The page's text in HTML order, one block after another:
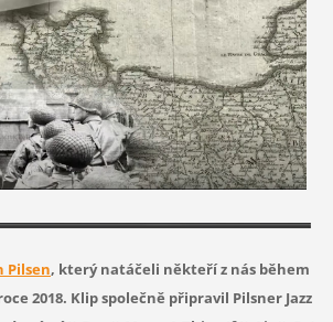
Pilsen, který natáčeli někteří z nás během
2018. Klip společně připravil Pilsner Jazz